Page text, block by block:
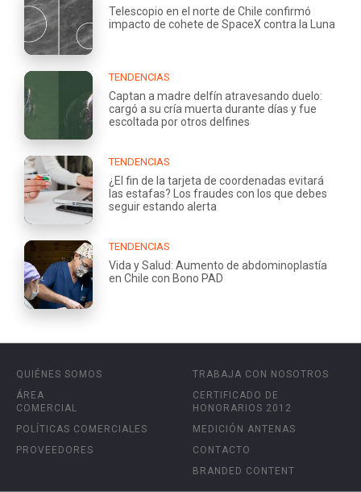
Telescopio en el norte de Chile confirmó
impacto de cohete de SpaceX contra la Luna
TENDENCIAS
Captan a madre delfín atravesando duelo:
cargó a su cría muerta durante días y fue
escoltada por otros delfines
TENDENCIAS
¿El fin de la tarjeta de coordenadas evitará
las estafas? Los fraudes con los que debes
seguir estando alerta
TENDENCIAS
Vida y Salud: Aumento de abdominoplastía
en Chile con Bono PAD
QUIÉNES SOMOS
ÁREA
COMERCIAL
POLÍTICAS COMERCIALES
PROVEEDORES
TRABAJA CON NOSOTROS
CERTIFICADO DE
HONORARIOS 2012
MEDICIÓN ANTENAS
CONTACTO
BRANDED CONTENT